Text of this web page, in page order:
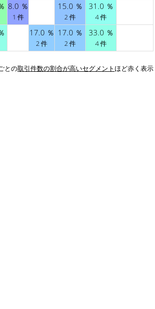
8.0 ％
1 件
15.0 ％
2 件
31.0 ％
4 件
17.0 ％
2 件
17.0 ％
2 件
33.0 ％
4 件
との取引件数の割合が高いセグメントほど赤く表示